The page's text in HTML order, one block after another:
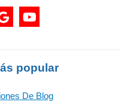
popular
De Blog